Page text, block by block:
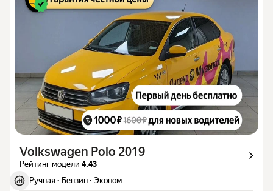
Volkswagen Polo 2019
Рейтинг модели 4.43
Ручная · Бензин · Эконом